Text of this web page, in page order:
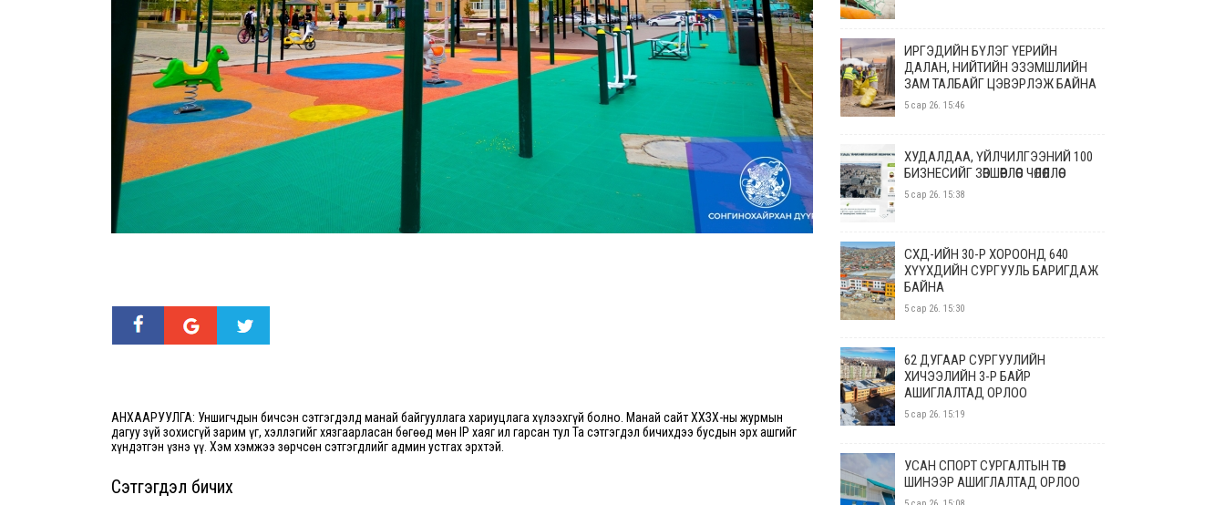
АНХААРУУЛГА: Уншигчдын бичсэн сэтгэгдэлд манай байгууллага хариуцлага хүлээхгүй болно. Манай сайт ХХЗХ-ны журмын
дагуу зүй зохисгүй зарим үг, хэллэгийг хязгаарласан бөгөөд мөн IP хаяг ил гарсан тул Та сэтгэгдэл бичихдээ бусдын эрх ашгийг
хүндэтгэн үзнэ үү. Хэм хэмжээ зөрчсөн сэтгэгдлийг админ устгах эрхтэй.
Сэтгэгдэл бичих
ИРГЭДИЙН БҮЛЭГ ҮЕРИЙН
ДАЛАН, НИЙТИЙН ЭЗЭМШЛИЙН
ЗАМ ТАЛБАЙГ ЦЭВЭРЛЭЖ БАЙНА
5 сар 26. 15:46
ХУДАЛДАА, ҮЙЛЧИЛГЭЭНИЙ 100
БИЗНЕСИЙГ ЗӨВШӨӨРЛӨӨС ЧӨЛӨӨЛЛӨӨ
5 сар 26. 15:38
СХД-ИЙН 30-Р ХОРООНД 640
ХҮҮХДИЙН СУРГУУЛЬ БАРИГДАЖ
БАЙНА
5 сар 26. 15:30
62 ДУГААР СУРГУУЛИЙН
ХИЧЭЭЛИЙН 3-Р БАЙР
АШИГЛАЛТАД ОРЛОО
5 сар 26. 15:19
УСАН СПОРТ СУРГАЛТЫН ТӨВ
ШИНЭЭР АШИГЛАЛТАД ОРЛОО